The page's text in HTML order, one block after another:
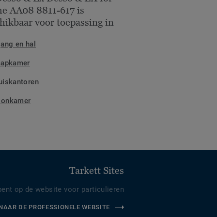
AA08 8811-617 is
voor toepassing in
en hal
Tarkett Sites
op de website voor particulieren
DE PROFESSIONELE WEBSITE